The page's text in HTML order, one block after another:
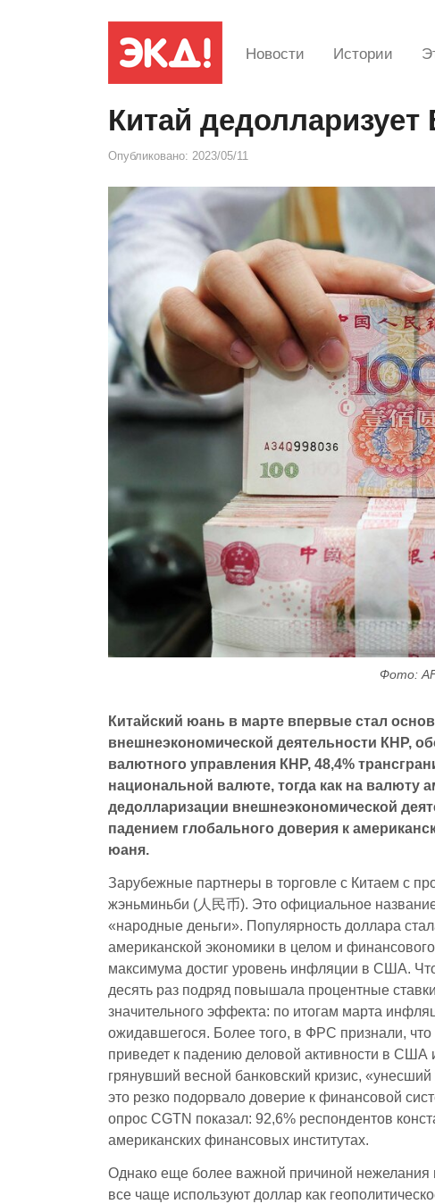
Новости Истории
Китай
Опубликовано: 2023/05/11
Фото:
Китайский юань в марте впервые стал
внешнеэкономической деятельности КНР,
валютного управления КНР, 48,4%
национальной валюте, тогда как на валюту
дедолларизации внешнеэкономической
падением глобального доверия к
юаня.
Зарубежные партнеры в торговле с Китаем с
жэньминьби (人民币). Это официальное
«народные деньги». Популярность доллара
американской экономики в целом и
максимума достиг уровень инфляции в США.
десять раз подряд повышала процентные
значительного эффекта: по итогам марта
ожидавшегося. Более того, в ФРС признали,
приведет к падению деловой активности в
грянувший весной банковский кризис,
это резко подорвало доверие к финансовой
опрос CGTN показал: 92,6% респондентов
американских финансовых институтах.
Однако еще более важной причиной нежелания
все чаще используют доллар как